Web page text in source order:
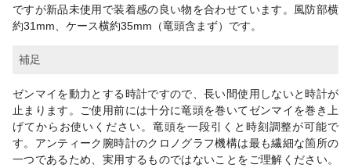
ですが新品未使用で装着感の良い物を合わせています。風防部横
約31mm、ケース横約35mm（竜頭含まず）です。
補足
ゼンマイを動力とする時計ですので、長い間使用しないと時計が
止まります。ご使用前には十分に竜頭を巻いてゼンマイを巻き上
げてからお使いください。竜頭を一段引くと時刻調整が可能で
す。アンティーク腕時計のクロノグラフ機構は最も繊細な箇所の
一つであるため、実用するものではないことをご理解ください。